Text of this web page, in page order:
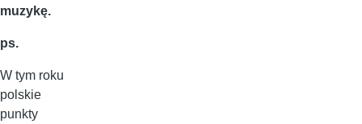
muzykę.
ps.
W tym roku
polskie
punkty